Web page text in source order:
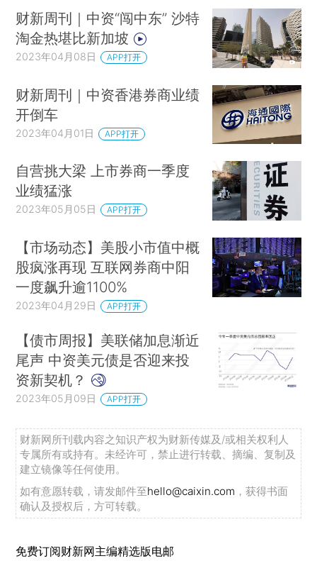
财新周刊｜中资“闯中东” 沙特
淘金热堪比新加坡
2023年04月08日 APP打开
财新周刊｜中资香港券商业绩
开倒车
2023年04月01日 APP打开
自营挑大梁 上市券商一季度
业绩猛涨
2023年05月05日 APP打开
【市场动态】美股小市值中概
股疯涨再现 互联网券商中阳
一度飙升逾1100%
2023年04月29日 APP打开
【债市周报】美联储加息渐近
尾声 中资美元债是否迎来投
资新契机？
2023年05月09日 APP打开
财新网所刊载内容之知识产权为财新传媒及/或相关权利人
专属所有或持有。未经许可，禁止进行转载、摘编、复制及
建立镜像等任何使用。
如有意愿转载，请发邮件至hello@caixin.com ，获得书面
确认及授权后，方可转载。
免费订阅财新网主编精选版电邮